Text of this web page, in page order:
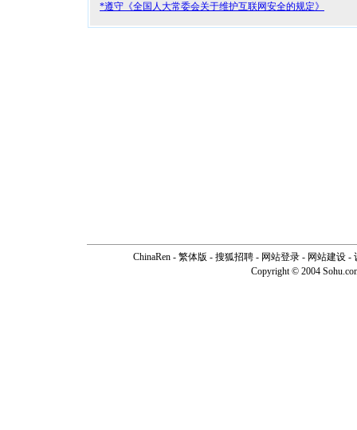
*遵守《全国人大常委会关于维护互联网安全的规定》
ChinaRen - 繁体版 - 搜狐招聘 - 网站登录 - 网站建设 -
Copyright © 2004